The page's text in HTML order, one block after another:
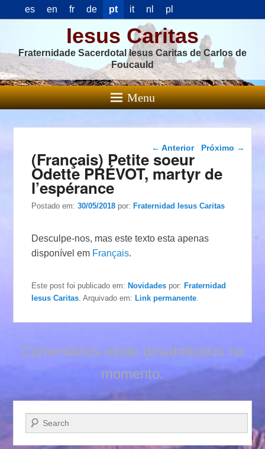
es en fr de pt it nl pl
Iesus Caritas
Fraternidade Sacerdotal Iesus Caritas de Carlos de
Foucauld
Menu
Navegação das
← Anterior Próximo →
(Français) Petite soeur
Odette PRÉVOT, martyr de
l’espérance
Postado em:30/05/2018 por:Fraternidad Iesus Caritas
Desculpe-nos, mas este texto esta apenas
disponível em Français.
Este post foi publicado em:Novidades por:Fraternidad
Iesus Caritas . Arquivado em:Link permanente
Comentários estão desabilitados no
momento.
Pesquisar…